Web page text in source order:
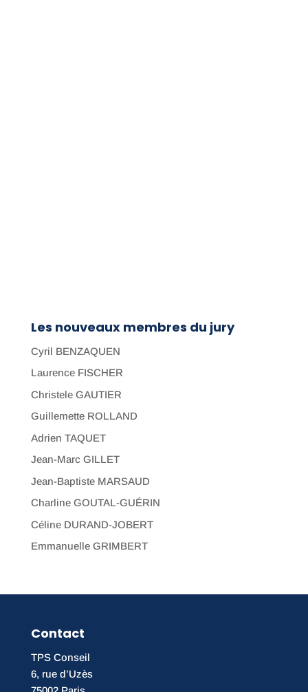
Les nouveaux membres du jury
Cyril BENZAQUEN
Laurence FISCHER
Christele GAUTIER
Guillemette ROLLAND
Adrien TAQUET
Jean-Marc GILLET
Jean-Baptiste MARSAUD
Charline GOUTAL-GUÉRIN
Céline DURAND-JOBERT
Emmanuelle GRIMBERT
Contact
TPS Conseil
6, rue d’Uzès